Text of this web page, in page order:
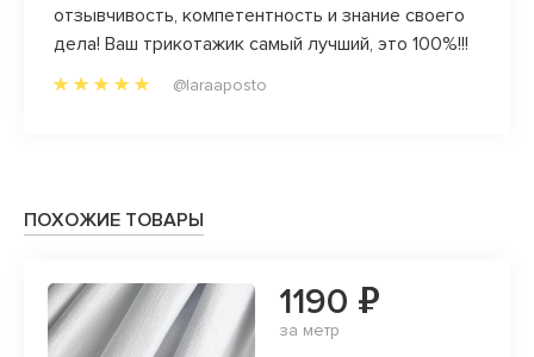
отзывчивость, компетентность и знание своего
дела! Ваш трикотажик самый лучший, это 100%!!!
@laraaposto
ПОХОЖИЕ ТОВАРЫ
1190 ₽
за метр